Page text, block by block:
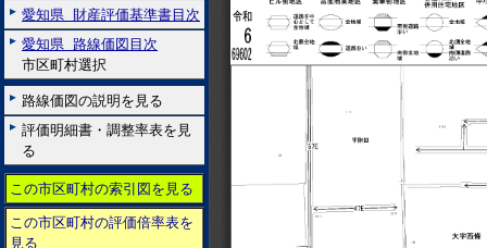
愛知県 財産評価基準書目次
愛知県 路線価図目次
市区町村選択
路線価図の説明を見る
評価明細書・調整率表を見
る
この市区町村の索引図を見る
この市区町村の評価倍率表を
見る